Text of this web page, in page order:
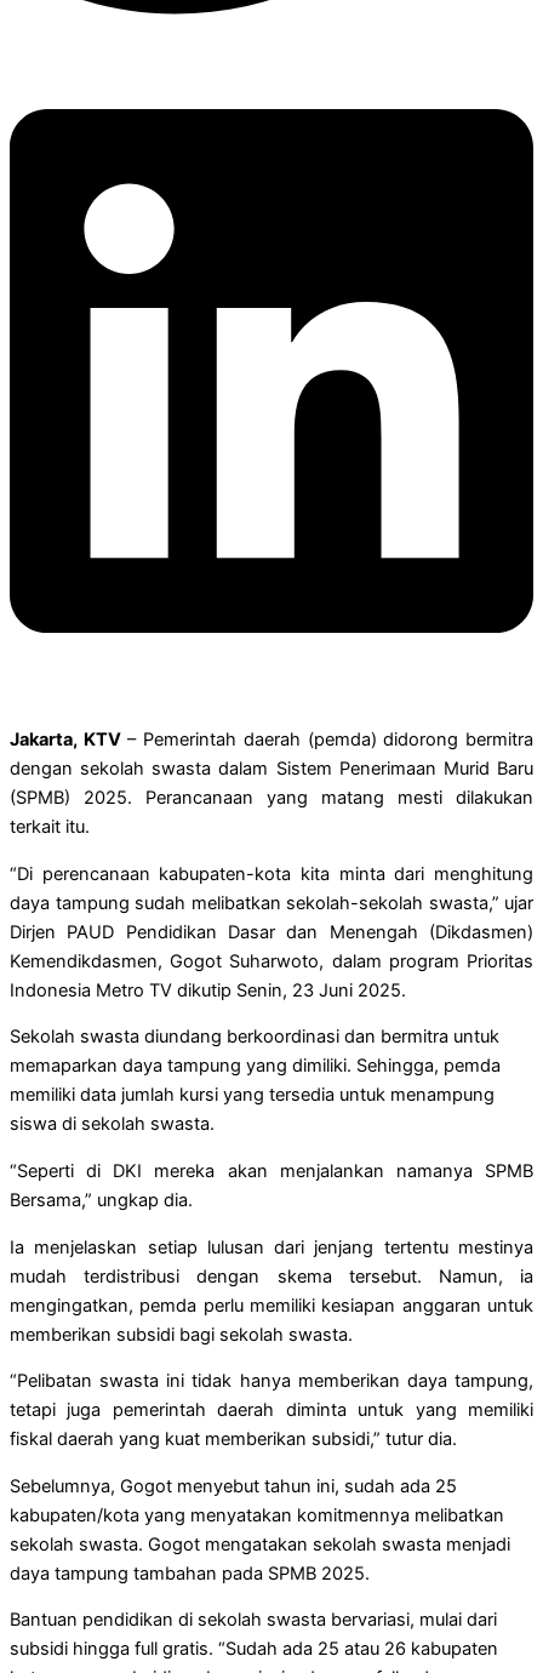
Jakarta, KTV– Pemerintah daerah (pemda) didorong bermitra
dengan sekolah swasta dalam Sistem Penerimaan Murid Baru
(SPMB) 2025. Perancanaan yang matang mesti dilakukan
terkait itu.
“Di perencanaan kabupaten-kota kita minta dari menghitung
daya tampung sudah melibatkan sekolah-sekolah swasta,” ujar
Dirjen PAUD Pendidikan Dasar dan Menengah (Dikdasmen)
Kemendikdasmen, Gogot Suharwoto, dalam program Prioritas
Indonesia Metro TV dikutip Senin, 23 Juni 2025.
Sekolah swasta diundang berkoordinasi dan bermitra untuk
memaparkan daya tampung yang dimiliki. Sehingga, pemda
memiliki data jumlah kursi yang tersedia untuk menampung
siswa di sekolah swasta.
“Seperti di DKI mereka akan menjalankan namanya SPMB
Bersama,” ungkap dia.
Ia menjelaskan setiap lulusan dari jenjang tertentu mestinya
mudah terdistribusi dengan skema tersebut. Namun, ia
mengingatkan, pemda perlu memiliki kesiapan anggaran untuk
memberikan subsidi bagi sekolah swasta.
“Pelibatan swasta ini tidak hanya memberikan daya tampung,
tetapi juga pemerintah daerah diminta untuk yang memiliki
fiskal daerah yang kuat memberikan subsidi,” tutur dia.
Sebelumnya, Gogot menyebut tahun ini, sudah ada 25
kabupaten/kota yang menyatakan komitmennya melibatkan
sekolah swasta. Gogot mengatakan sekolah swasta menjadi
daya tampung tambahan pada SPMB 2025.
Bantuan pendidikan di sekolah swasta bervariasi, mulai dari
subsidi hingga full gratis. “Sudah ada 25 atau 26 kabupaten